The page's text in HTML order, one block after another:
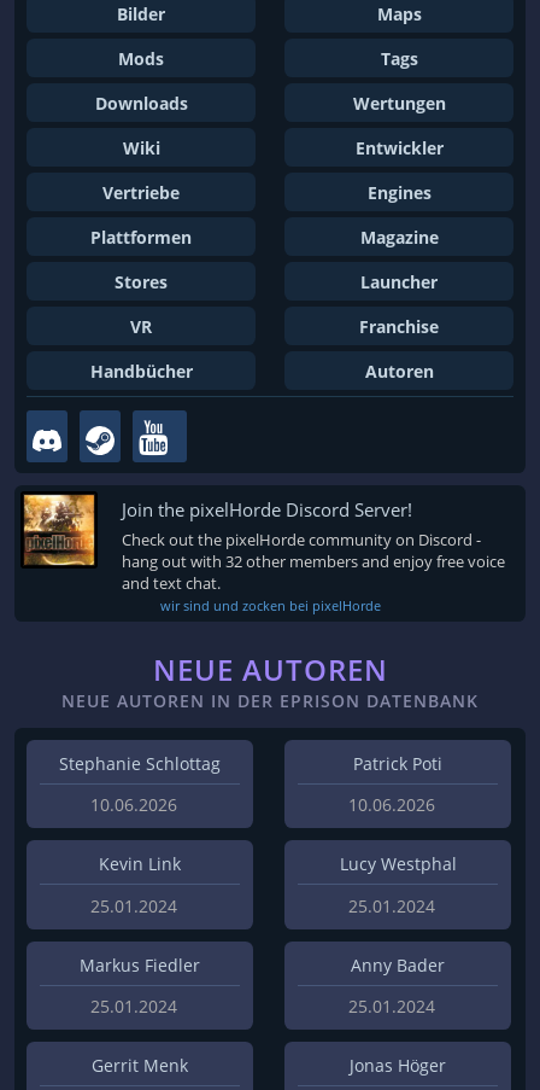
Bilder
Maps
Mods
Tags
Downloads
Wertungen
Wiki
Entwickler
Vertriebe
Engines
Plattformen
Magazine
Stores
Launcher
VR
Franchise
Handbücher
Autoren
Join the pixelHorde Discord Server!
Check out the pixelHorde community on Discord -
hang out with 32 other members and enjoy free voice
and text chat.
wir sind und zocken bei pixelHorde
NEUE AUTOREN
NEUE AUTOREN IN DER EPRISON DATENBANK
Stephanie Schlottag
10.06.2026
Patrick Poti
10.06.2026
Kevin Link
25.01.2024
Lucy Westphal
25.01.2024
Markus Fiedler
25.01.2024
Anny Bader
25.01.2024
Gerrit Menk Jonas Höger